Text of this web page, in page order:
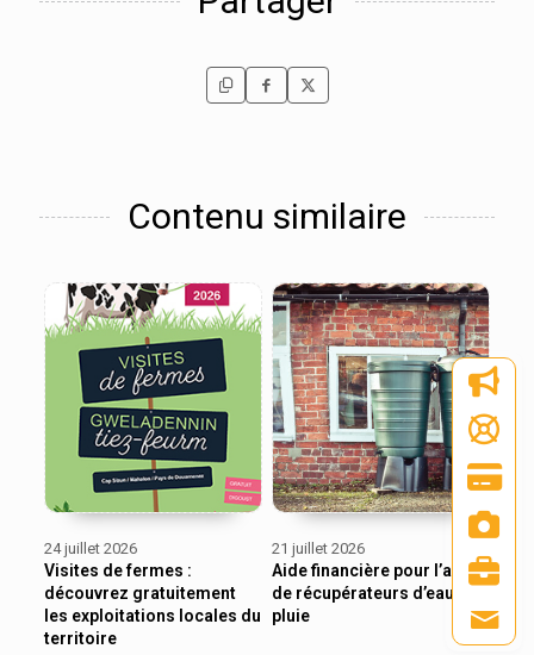
Contenu similaire
24 juillet 2026
Visites de fermes :
découvrez gratuitement
les exploitations locales du
territoire
21 juillet 2026
Aide financière pour l’achat
de récupérateurs d’eau de
pluie